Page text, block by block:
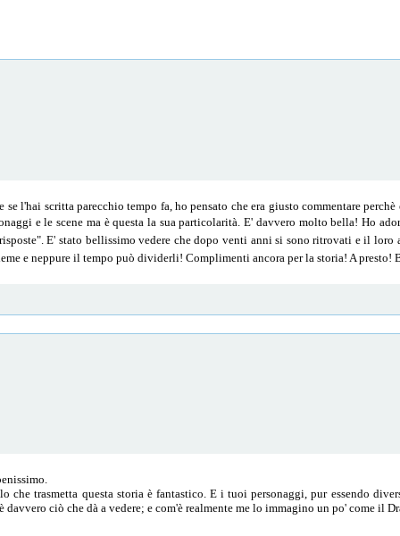
se l'hai scritta parecchio tempo fa, ho pensato che era giusto commentare
e le scene ma è questa la sua particolarità. E' davvero molto bella! Ho
E' stato bellissimo vedere che dopo venti anni si sono ritrovati e il loro
e neppure il tempo può dividerli! Complimenti ancora per la storia! A presto!
che trasmetta questa storia è fantastico. E i tuoi personaggi, pur essendo
davvero ciò che dà a vedere; e com'è realmente me lo immagino un po' come il